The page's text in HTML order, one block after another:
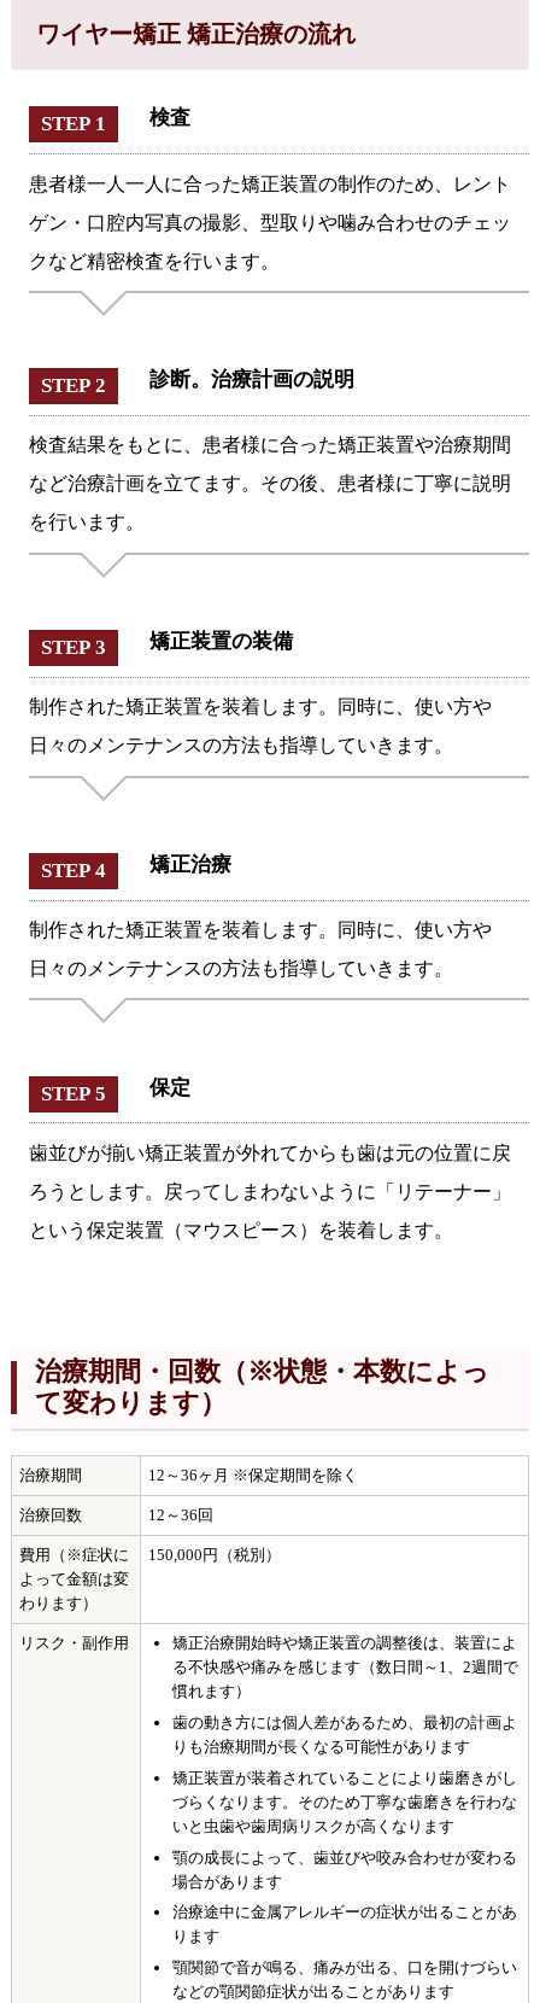
ワイヤー矯正 矯正治療の流れ
STEP 1 検査
患者様一人一人に合った矯正装置の制作のため、レント
ゲン・口腔内写真の撮影、型取りや噛み合わせのチェッ
クなど精密検査を行います。
STEP 2 診断。治療計画の説明
検査結果をもとに、患者様に合った矯正装置や治療期間
など治療計画を立てます。その後、患者様に丁寧に説明
を行います。
STEP 3 矯正装置の装備
制作された矯正装置を装着します。同時に、使い方や
日々のメンテナンスの方法も指導していきます。
STEP 4 矯正治療
制作された矯正装置を装着します。同時に、使い方や
日々のメンテナンスの方法も指導していきます。
STEP 5 保定
歯並びが揃い矯正装置が外れてからも歯は元の位置に戻
ろうとします。戻ってしまわないように「リテーナー」
という保定装置（マウスピース）を装着します。
治療期間・回数（※状態・本数によっ
て変わります）
治療期間 12～36ヶ月 ※保定期間を除く
治療回数 12～36回
費用（※症状に
よって金額は変
わります）
150,000円（税別）
リスク・副作用
矯正治療開始時や矯正装置の調整後は、装置によ
る不快感や痛みを感じます（数日間～1、2週間で
慣れます）
歯の動き方には個人差があるため、最初の計画よ
りも治療期間が長くなる可能性があります
矯正装置が装着されていることにより歯磨きがし
づらくなります。そのため丁寧な歯磨きを行わな
いと虫歯や歯周病リスクが高くなります
顎の成長によって、歯並びや咬み合わせが変わる
場合があります
治療途中に金属アレルギーの症状が出ることがあ
ります
顎関節で音が鳴る、痛みが出る、口を開けづらい
などの顎関節症状が出ることがあります